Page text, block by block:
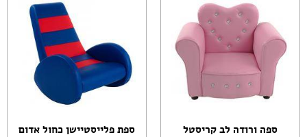
ספה ורודה לב קריסטל ספת פלייסטיישן כחול אדום